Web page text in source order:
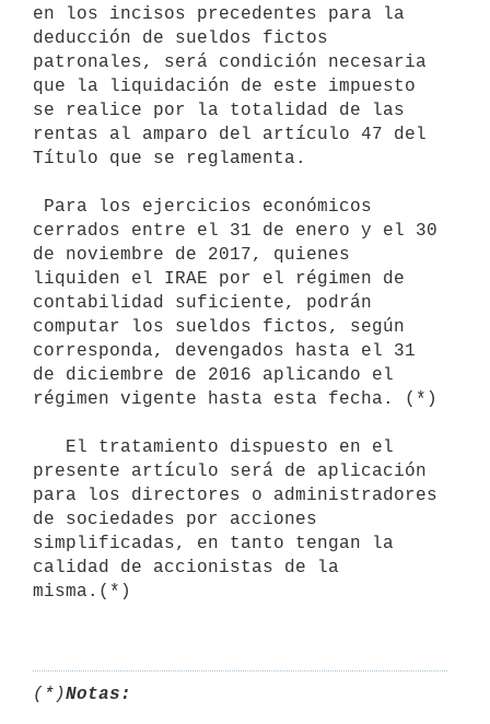
en los incisos precedentes para la
deducción de sueldos fictos
patronales, será condición necesaria
que la liquidación de este impuesto
se realice por la totalidad de las
rentas al amparo del artículo 47 del
Título que se reglamenta.
cerrados entre el 31 de enero y el 30
de noviembre de 2017, quienes
liquiden el IRAE por el régimen de
contabilidad suficiente, podrán
computar los sueldos fictos, según
corresponda, devengados hasta el 31
de diciembre de 2016 aplicando el
régimen vigente hasta esta fecha. (*)
presente artículo será de aplicación
para los directores o administradores
de sociedades por acciones
simplificadas, en tanto tengan la
calidad de accionistas de la
misma.(*)
(*)Notas: